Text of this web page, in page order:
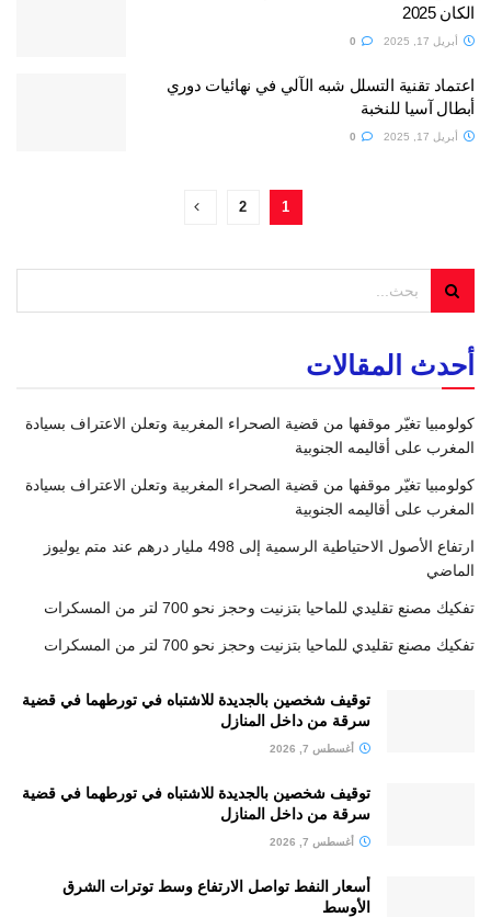
الكان 2025
أبريل 17, 2025
اعتماد تقنية التسلل شبه الآلي في نهائيات دوري
أبطال آسيا للنخبة
أبريل 17, 2025
1
2
أحدث المقالات
كولومبيا تغيّر موقفها من قضية الصحراء المغربية وتعلن الاعتراف بسيادة
المغرب على أقاليمه الجنوبية
كولومبيا تغيّر موقفها من قضية الصحراء المغربية وتعلن الاعتراف بسيادة
المغرب على أقاليمه الجنوبية
ارتفاع الأصول الاحتياطية الرسمية إلى 498 مليار درهم عند متم يوليوز
الماضي
تفكيك مصنع تقليدي للماحيا بتزنيت وحجز نحو 700 لتر من المسكرات
تفكيك مصنع تقليدي للماحيا بتزنيت وحجز نحو 700 لتر من المسكرات
توقيف شخصين بالجديدة للاشتباه في تورطهما في قضية
سرقة من داخل المنازل
أغسطس 7, 2026
توقيف شخصين بالجديدة للاشتباه في تورطهما في قضية
سرقة من داخل المنازل
أغسطس 7, 2026
أسعار النفط تواصل الارتفاع وسط توترات الشرق
الأوسط